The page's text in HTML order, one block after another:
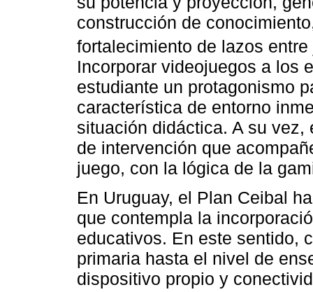
construcción de
fortalecimiento de lazos
Incorporar videojuegos a los
estudiante un protagonismo
característica de entorno
situación didáctica. A su
de intervención que
juego, con la lógica de la
En Uruguay, el Plan Ceibal
que contempla la
educativos. En este sentido,
primaria hasta el nivel de
dispositivo propio y